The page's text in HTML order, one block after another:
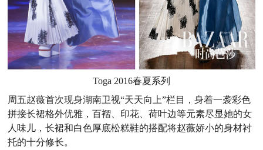
Toga 2016春夏系列
周五赵薇首次现身湖南卫视“天天向上”栏目，身着一袭彩色
拼接长裙格外优雅，百褶、印花、荷叶边等元素尽显她的女
人味儿，长裙和白色厚底松糕鞋的搭配将赵薇娇小的身材衬
托的十分修长。